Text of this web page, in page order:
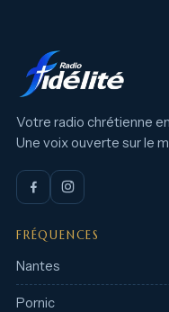
Votre radio chrétienne
Une voix ouverte sur le
FRÉQUENCES
Nantes
Pornic